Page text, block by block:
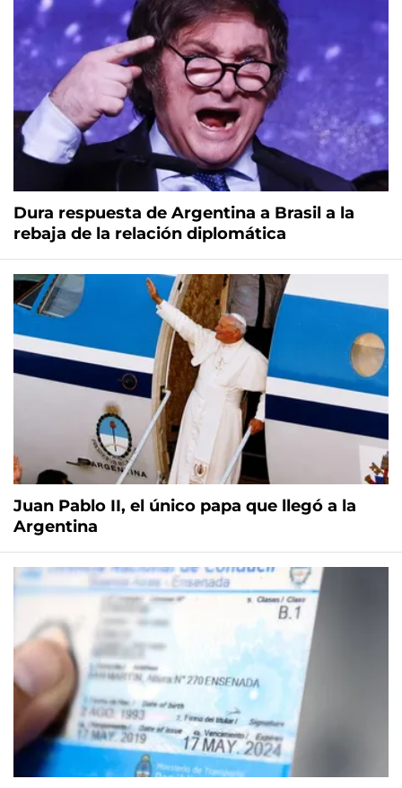
Dura respuesta de Argentina a Brasil a la
rebaja de la relación diplomática
Juan Pablo II, el único papa que llegó a la
Argentina